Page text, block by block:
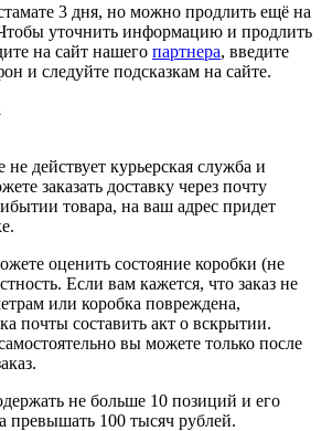
3 дня, но можно продлить ещё на
уточнить информацию и продлить
на сайт нашего партнера, введите
и следуйте подсказкам на сайте.
действует курьерская служба и
заказать доставку через почту
товара, на ваш адрес придет
оценить состояние коробки (не
Если вам кажется, что заказ не
или коробка повреждена,
почты составить акт о вскрытии.
вы можете только после
не больше 10 позиций и его
превышать 100 тысяч рублей.